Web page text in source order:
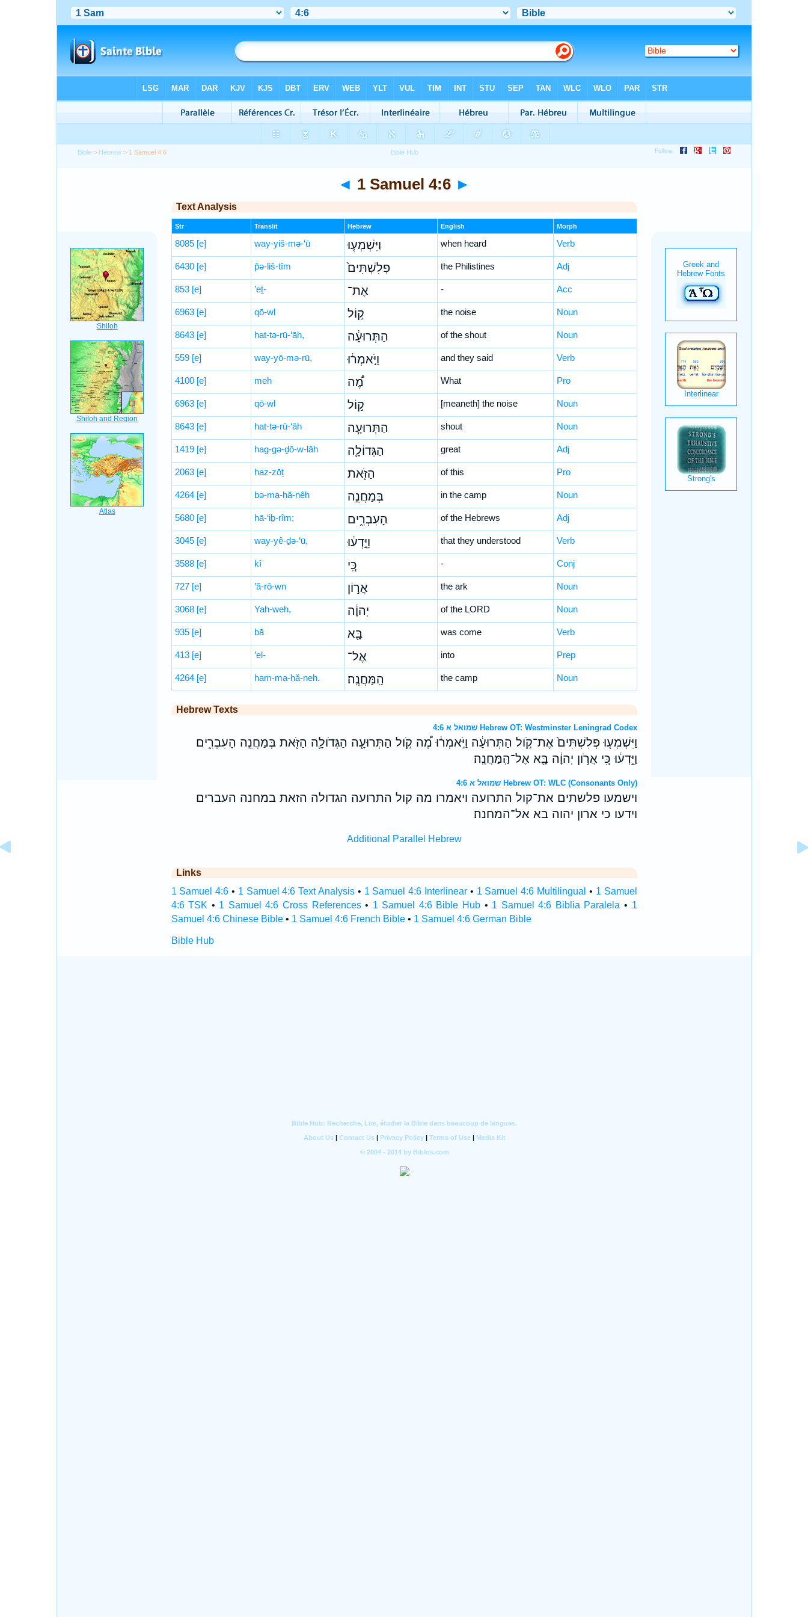
Bible > Hebrew > 1 Samuel 4:6
◄ 1 Samuel 4:6 ►
Text Analysis
Str Translit Hebrew English Morph
8085 [e] way-yiš-mə-‘ū וַיִּשְׁמְע֤וּ when heard Verb
6430 [e] p̄ə-liš-tîm פְלִשְׁתִּים֙ the Philistines Adj
853 [e] ’eṯ- אֶת־ - Acc
6963 [e] qō-wl ק֣וֹל the noise Noun
8643 [e] hat-tə-rū-‘āh, הַתְּרוּעָ֔ה of the shout Noun
559 [e] way-yō-mə-rū, וַיֹּ֣אמְר֔וּ and they said Verb
4100 [e] meh מֶ֠ה What Pro
6963 [e] qō-wl ק֣וֹל [meaneth] the noise Noun
8643 [e] hat-tə-rū-‘āh הַתְּרוּעָ֧ה shout Noun
1419 [e] hag-gə-ḏō-w-lāh הַגְּדוֹלָ֛ה great Adj
2063 [e] haz-zōṯ הַזֹּ֖את of this Pro
4264 [e] bə-ma-ḥă-nêh בְּמַחֲנֵ֣ה in the camp Noun
5680 [e] hā-‘iḇ-rîm; הָעִבְרִ֑ים of the Hebrews Adj
3045 [e] way-yê-ḏə-‘ū, וַיֵּ֣דְע֔וּ that they understood Verb
3588 [e] kî כִּ֚י - Conj
727 [e] ’ă-rō-wn אֲר֣וֹן the ark Noun
3068 [e] Yah-weh, יְהוָ֔ה of the LORD Noun
935 [e] bā בָּ֖א was come Verb
413 [e] ’el- אֶל־ into Prep
4264 [e] ham-ma-ḥă-neh. הַֽמַּחֲנֶֽה׃ the camp Noun
Hebrew Texts
שמואל א 4:6 Hebrew OT: Westminster Leningrad Codex
וַיִּשְׁמְע֤וּ פְלִשְׁתִּים֙ אֶת־קֹ֣ול הַתְּרוּעָ֔ה וַיֹּ֣אמְר֔וּ מֶ֠ה קֹ֣ול הַתְּרוּעָ֧ה הַגְּדֹולָ֛ה הַזֹּ֖את בְּמַחֲנֵ֣ה הָעִבְרִ֑ים
וַיֵּ֣דְע֔וּ כִּ֚י אֲרֹ֣ון יְהוָ֔ה בָּ֖א אֶל־הַֽמַּחֲנֶֽה׃
שמואל א 4:6 Hebrew OT: WLC (Consonants Only)
וישמעו פלשתים את־קול התרועה ויאמרו מה קול התרועה הגדולה הזאת במחנה העברים
וידעו כי ארון יהוה בא אל־המחנה׃
Additional Parallel Hebrew
Links
1 Samuel 4:6 • 1 Samuel 4:6 Text Analysis • 1 Samuel 4:6 Interlinear • 1 Samuel 4:6 Multilingual • 1 Samuel
4:6 TSK • 1 Samuel 4:6 Cross References• 1 Samuel 4:6 Bible Hub• 1 Samuel 4:6 Biblia Paralela • 1
Samuel 4:6 Chinese Bible• 1 Samuel 4:6 French Bible• 1 Samuel 4:6 German Bible
Bible Hub